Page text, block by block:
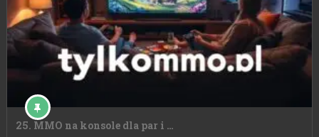
25. MMO na konsole dla par i …